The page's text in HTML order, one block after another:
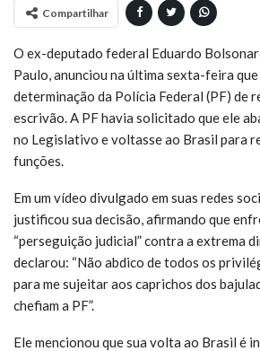
Compartilhar
O ex-deputado federal Eduardo
Paulo, anunciou na última sexta-feira
determinação da Polícia Federal (PF) de
escrivão. A PF havia solicitado que ele
no Legislativo e voltasse ao Brasil para
funções.
Em um vídeo divulgado em suas redes
justificou sua decisão, afirmando que
“perseguição judicial” contra a extrema
declarou: “Não abdico de todos os
para me sujeitar aos caprichos dos
chefiam a PF”.
Ele mencionou que sua volta ao Brasil é